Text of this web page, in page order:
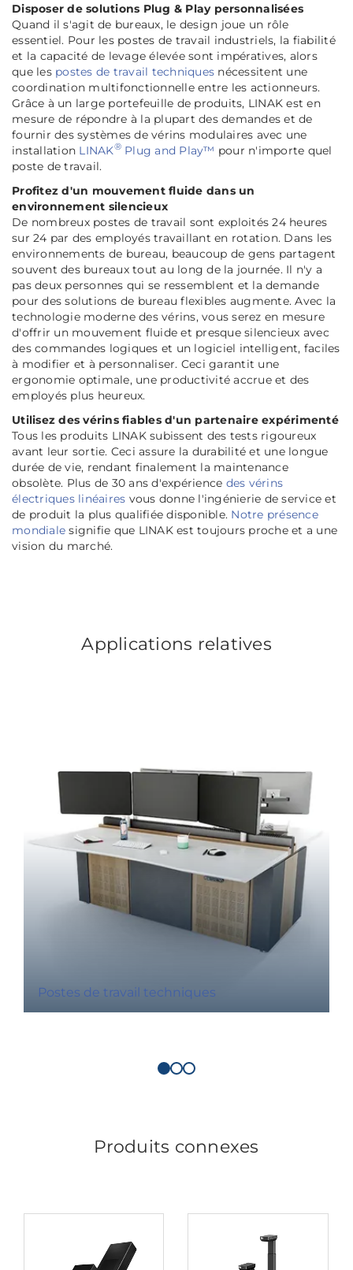
Disposer de solutions Plug & Play personnalisées
Quand il s'agit de bureaux, le design joue un rôle
essentiel. Pour les postes de travail industriels, la fiabilité
et la capacité de levage élevée sont impératives, alors
que les postes de travail techniques nécessitent une
coordination multifonctionnelle entre les actionneurs.
Grâce à un large portefeuille de produits, LINAK est en
mesure de répondre à la plupart des demandes et de
fournir des systèmes de vérins modulaires avec une
installation LINAK®Plug and Play™ pour n'importe quel
poste de travail.
Profitez d'un mouvement fluide dans un
environnement silencieux
De nombreux postes de travail sont exploités 24 heures
sur 24 par des employés travaillant en rotation. Dans les
environnements de bureau, beaucoup de gens partagent
souvent des bureaux tout au long de la journée. Il n'y a
pas deux personnes qui se ressemblent et la demande
pour des solutions de bureau flexibles augmente. Avec la
technologie moderne des vérins, vous serez en mesure
d'offrir un mouvement fluide et presque silencieux avec
des commandes logiques et un logiciel intelligent, faciles
à modifier et à personnaliser. Ceci garantit une
ergonomie optimale, une productivité accrue et des
employés plus heureux.
Utilisez des vérins fiables d'un partenaire expérimenté
Tous les produits LINAK subissent des tests rigoureux
avant leur sortie. Ceci assure la durabilité et une longue
durée de vie, rendant finalement la maintenance
obsolète. Plus de 30 ans d'expérience des vérins
électriques linéaires vous donne l'ingénierie de service et
de produit la plus qualifiée disponible. Notre présence
mondiale signifie que LINAK est toujours proche et a une
vision du marché.
Applications relatives
Postes de travail techniques
Produits connexes